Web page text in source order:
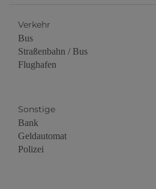
Verkehr
Bus
Straßenbahn / Bus
Flughafen
Sonstige
Bank
Geldautomat
Polizei